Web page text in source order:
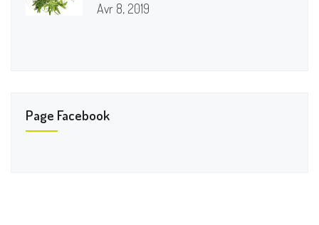
Avr 8, 2019
Page Facebook